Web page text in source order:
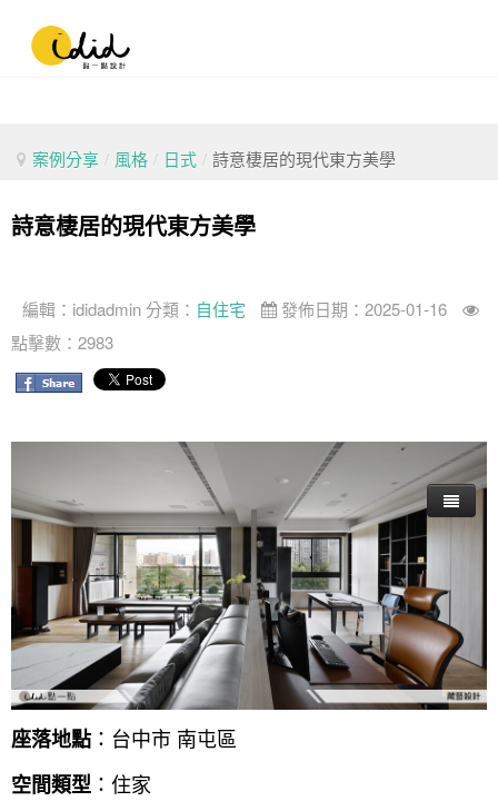
案例分享 / 風格 / 日式 / 詩意棲居的現代東方美學
詩意棲居的現代東方美學
編輯： ididadmin 分類： 自住宅
發佈日期：2025-01-16
點擊數：2983
座落地點 ：台中市 南屯區
空間類型 ：住家